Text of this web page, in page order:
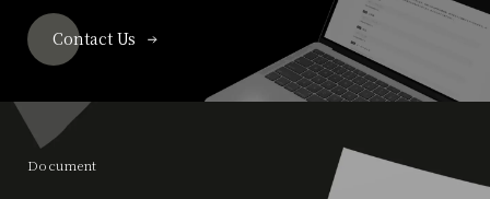
Contact Us
Document